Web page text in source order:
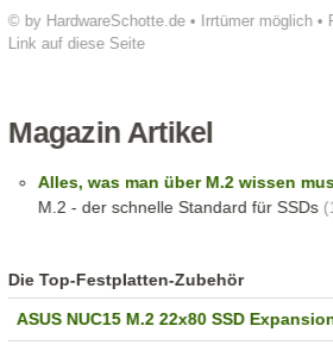
© by HardwareSchotte.de • Irrtümer möglich •
Link auf diese Seite
Magazin Artikel
Alles, was man über M.2 wissen
M.2 - der schnelle Standard für SSDs
Die Top-Festplatten-Zubehör
ASUS NUC15 M.2 22x80 SSD